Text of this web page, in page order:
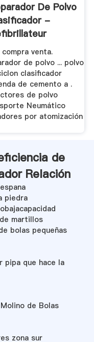
De Polvo
-
compra venta.
de polvo ... polvo
clasificador
de cemento a .
de polvo
Neumático
por atomización
de
Relación
piedra
martillos
bolas pequeñas
pipa que hace la
de Bolas
zona sur